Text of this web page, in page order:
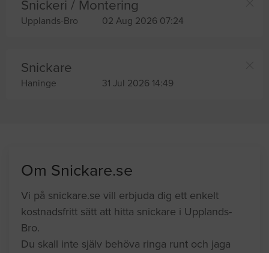
Snickeri / Montering
Upplands-Bro 02 Aug 2026 07:24
Snickare
Haninge 31 Jul 2026 14:49
Om Snickare.se
Vi på snickare.se vill erbjuda dig ett enkelt
kostnadsfritt sätt att hitta snickare i Upplands-
Bro.
Du skall inte själv behöva ringa runt och jaga